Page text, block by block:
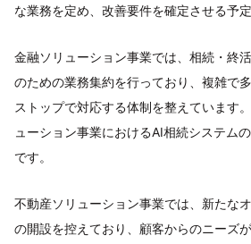
な業務を定め、改善要件を確定させる予定
金融ソリューション事業では、相続・終
のための業務集約を行っており、複雑で
ストップで対応する体制を整えています
ューション事業におけるAI相続システム
です。
不動産ソリューション事業では、新たな
の開設を控えており、顧客からのニーズ